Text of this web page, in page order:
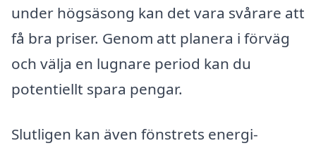
under högsäsong kan det vara svårare att
få bra priser. Genom att planera i förväg
och välja en lugnare period kan du
potentiellt spara pengar.
Slutligen kan även fönstrets energi­